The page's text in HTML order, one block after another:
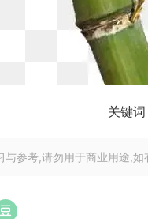
关键
与参考,请勿用于商业用途,